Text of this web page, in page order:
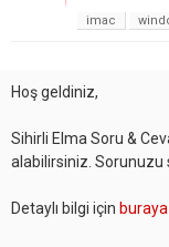
imac
Hoş geldiniz,
Sihirli Elma Soru &
alabilirsiniz. Sorunuzu
Detaylı bilgi için buraya